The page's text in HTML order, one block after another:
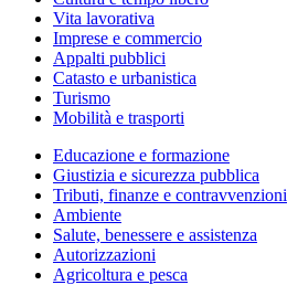
Vita lavorativa
Imprese e commercio
Appalti pubblici
Catasto e urbanistica
Turismo
Mobilità e trasporti
Educazione e formazione
Giustizia e sicurezza pubblica
Tributi, finanze e contravvenzioni
Ambiente
Salute, benessere e assistenza
Autorizzazioni
Agricoltura e pesca